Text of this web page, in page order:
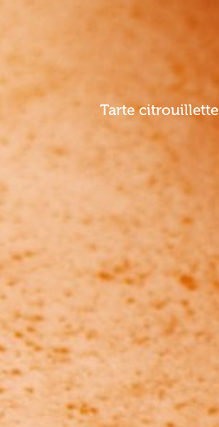
Tarte citrouillette